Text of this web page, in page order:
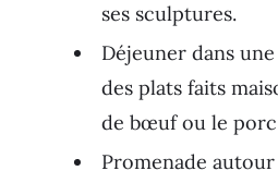
ses sculptures.
Déjeuner dans
des plats faits
de bœuf ou le porc
Promenade